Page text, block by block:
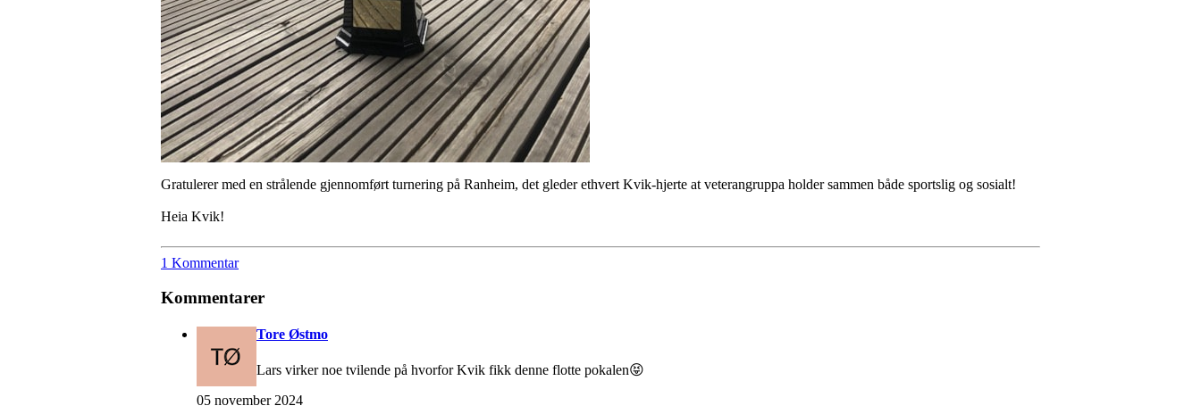
Gratulerer med en strålende gjennomført turnering på Ranheim, det gleder ethvert Kvik-hjerte at veterangruppa holder sammen både sportslig og sosialt!
Heia Kvik!
1 Kommentar
Kommentarer
Tore Østmo
Lars virker noe tvilende på hvorfor Kvik fikk denne flotte pokalen😝
05 november 2024